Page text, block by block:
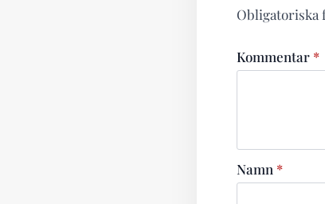
Obligatoriska
Kommentar *
Namn *